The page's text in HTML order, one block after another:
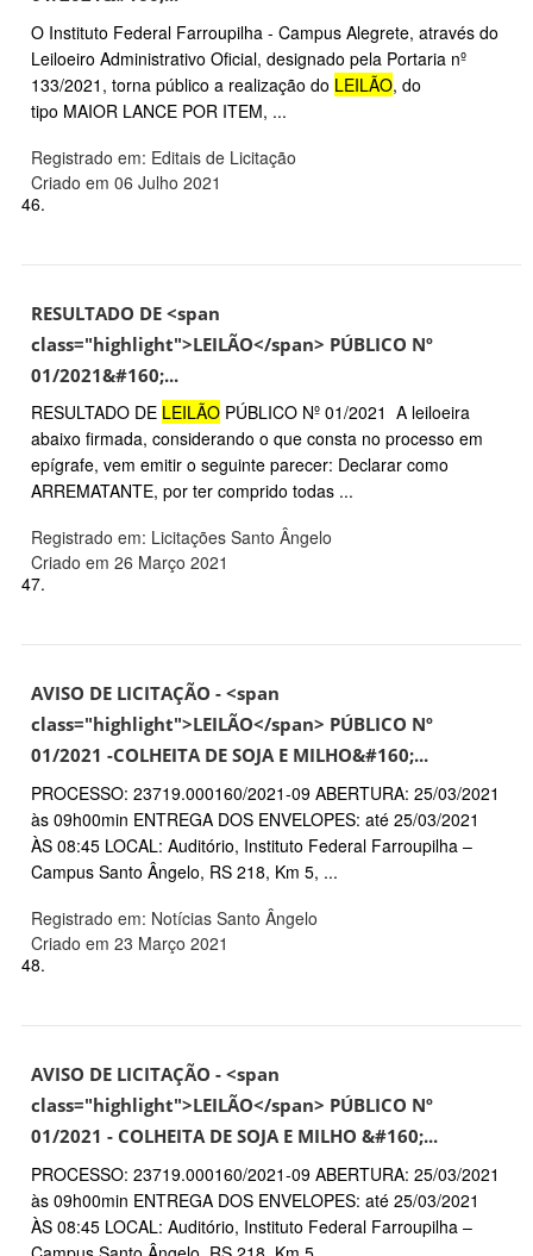
O Instituto Federal Farroupilha - Campus Alegrete, através do
Leiloeiro Administrativo Oficial, designado pela Portaria nº
133/2021, torna público a realização do LEILÃO, do
tipo MAIOR LANCE POR ITEM, ...
Registrado em: Editais de Licitação
Criado em 06 Julho 2021
46.
RESULTADO DE <span
class="highlight">LEILÃO</span> PÚBLICO Nº
01/2021&#160;...
RESULTADO DE LEILÃO PÚBLICO Nº 01/2021 A leiloeira
abaixo firmada, considerando o que consta no processo em
epígrafe, vem emitir o seguinte parecer: Declarar como
ARREMATANTE, por ter comprido todas ...
Registrado em: Licitações Santo Ângelo
Criado em 26 Março 2021
47.
AVISO DE LICITAÇÃO - <span
class="highlight">LEILÃO</span> PÚBLICO Nº
01/2021 -COLHEITA DE SOJA E MILHO&#160;...
PROCESSO: 23719.000160/2021-09 ABERTURA: 25/03/2021
às 09h00min ENTREGA DOS ENVELOPES: até 25/03/2021
ÀS 08:45 LOCAL: Auditório, Instituto Federal Farroupilha –
Campus Santo Ângelo, RS 218, Km 5, ...
Registrado em: Notícias Santo Ângelo
Criado em 23 Março 2021
48.
AVISO DE LICITAÇÃO - <span
class="highlight">LEILÃO</span> PÚBLICO Nº
01/2021 - COLHEITA DE SOJA E MILHO &#160;...
PROCESSO: 23719.000160/2021-09 ABERTURA: 25/03/2021
às 09h00min ENTREGA DOS ENVELOPES: até 25/03/2021
ÀS 08:45 LOCAL: Auditório, Instituto Federal Farroupilha –